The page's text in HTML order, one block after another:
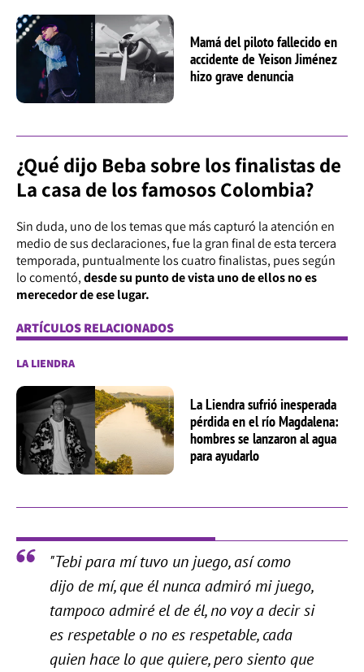
Mamá del piloto fallecido en
accidente de Yeison Jiménez
hizo grave denuncia
¿Qué dijo Beba sobre los finalistas de
La casa de los famosos Colombia?
Sin duda, uno de los temas que más capturó la atención en
medio de sus declaraciones, fue la gran final de esta tercera
temporada, puntualmente los cuatro finalistas, pues según
lo comentó,desde su punto de vista uno de ellos no es
merecedor de ese lugar.
ARTÍCULOS RELACIONADOS
LA LIENDRA
La Liendra sufrió inesperada
pérdida en el río Magdalena:
hombres se lanzaron al agua
para ayudarlo
"Tebi para mí tuvo un juego, así como
dijo de mí, que él nunca admiró mi juego,
tampoco admiré el de él, no voy a decir si
es respetable o no es respetable, cada
quien hace lo que quiere, pero siento que